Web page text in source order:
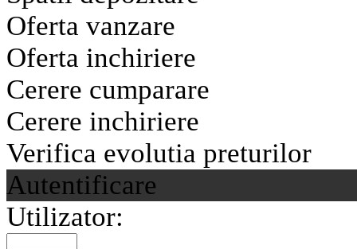
Oferta vanzare
Oferta inchiriere
Cerere cumparare
Cerere inchiriere
Verifica evolutia preturilor
Autentificare
Utilizator: